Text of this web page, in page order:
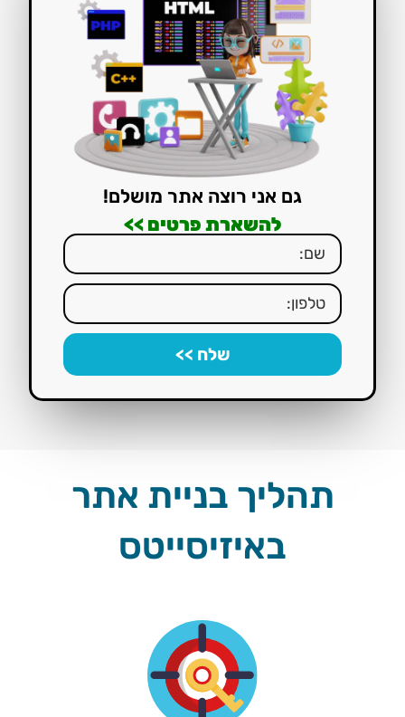
גם אני רוצה אתר מושלם!
להשארת פרטים >>
שלח >>
תהליך בניית אתר
באיזיסייטס